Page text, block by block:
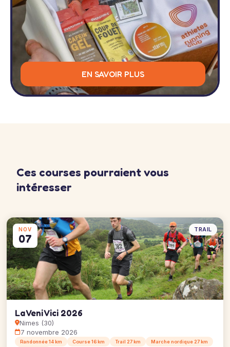
EN SAVOIR PLUS
Ces courses pourraient vous
intéresser
NOV
07
TRAIL
La Veni Vici 2026
Nimes (30)
7 novembre 2026
Randonnée 14 km Course 16 km Trail 27 km
Marche nordique 27 km